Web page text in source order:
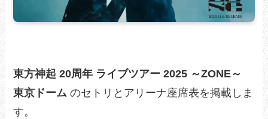
東方神起 20周年 ライブツアー 2025 ～ZONE～
東京ドーム のセトリとアリーナ座席表を掲載しま
す。